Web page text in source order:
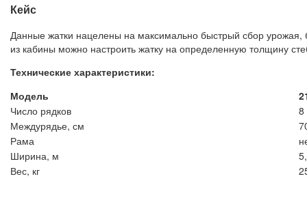
Кейс
Данные жатки нацелены на максимально быстрый сбор
из кабины можно настроить жатку на определенную толщину
Технические характеристики:
Модель
Число рядков
8
Междурядье, см
Рама
Ширина, м
Вес, кг